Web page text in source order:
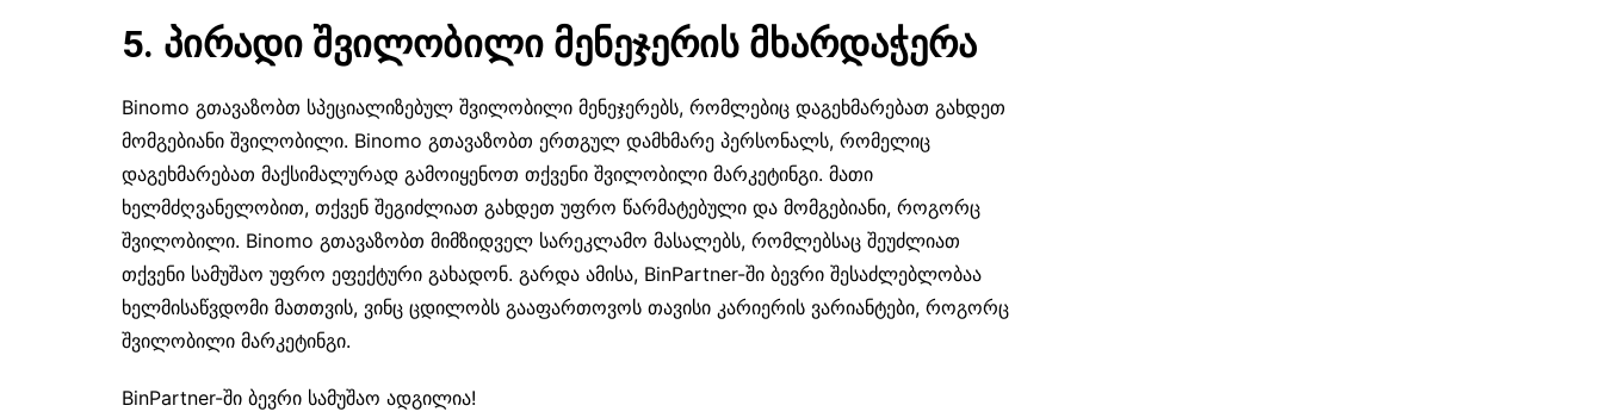
5. პირადი შვილობილი მენეჯერის მხარდაჭერა
Binomo გთავაზობთ სპეციალიზებულ შვილობილი მენეჯერებს, რომლებიც დაგეხმარებათ გახდეთ
მომგებიანი შვილობილი. Binomo გთავაზობთ ერთგულ დამხმარე პერსონალს, რომელიც
დაგეხმარებათ მაქსიმალურად გამოიყენოთ თქვენი შვილობილი მარკეტინგი. მათი
ხელმძღვანელობით, თქვენ შეგიძლიათ გახდეთ უფრო წარმატებული და მომგებიანი, როგორც
შვილობილი. Binomo გთავაზობთ მიმზიდველ სარეკლამო მასალებს, რომლებსაც შეუძლიათ
თქვენი სამუშაო უფრო ეფექტური გახადონ. გარდა ამისა, BinPartner-ში ბევრი შესაძლებლობაა
ხელმისაწვდომი მათთვის, ვინც ცდილობს გააფართოვოს თავისი კარიერის ვარიანტები, როგორც
შვილობილი მარკეტინგი.
BinPartner-ში ბევრი სამუშაო ადგილია!